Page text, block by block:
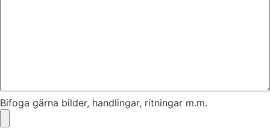
Bifoga gärna bilder, handlingar, ritningar m.m.